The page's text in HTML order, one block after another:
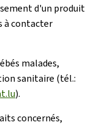
d'un produit
à contacter
malades,
sanitaire (tél.:
).
concernés,